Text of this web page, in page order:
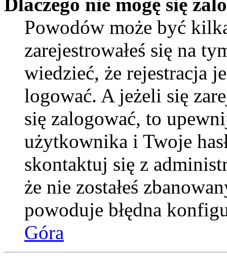
Dlaczego nie mogę się
Powodów może być
zarejestrowałeś się na
wiedzieć, że rejestracja
logować. A jeżeli się
się zalogować, to
użytkownika i Twoje
skontaktuj się z
że nie zostałeś
powoduje błędna
Góra